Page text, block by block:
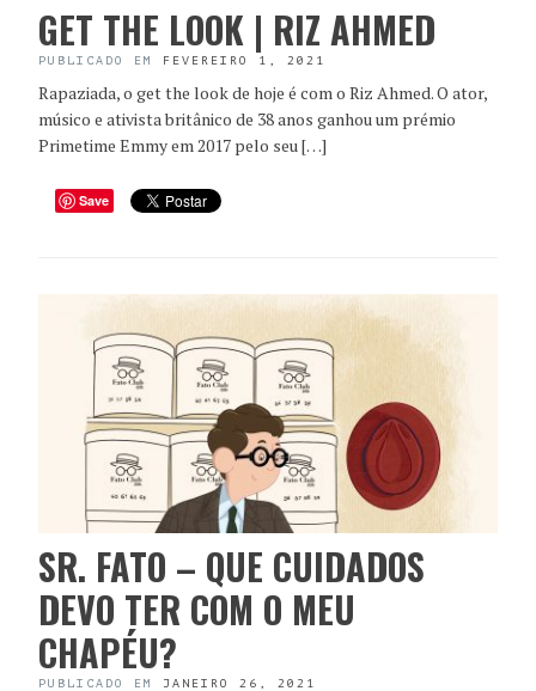
GET THE LOOK | RIZ AHMED
PUBLICADO EM FEVEREIRO 1, 2021
Rapaziada, o get the look de hoje é com o Riz Ahmed. O ator,
músico e ativista britânico de 38 anos ganhou um prémio
Primetime Emmy em 2017 pelo seu […]
Save
SR. FATO – QUE CUIDADOS
DEVO TER COM O MEU
CHAPÉU?
PUBLICADO EM JANEIRO 26, 2021